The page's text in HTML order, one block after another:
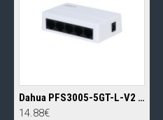
Dahua PFS3005-5GT-L-V2 mittemanageeritav 5 Gigabit pordiga switch
14.88€